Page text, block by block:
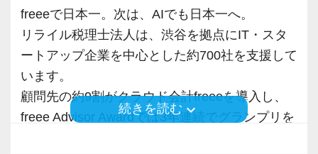
ポンス・プラス思考・有言実行・他責禁止・気
配り」を掲げ、一人ひとりが実行しています。
より多くの「ありがとう」と笑顔をいただき続
けるために「情熱家であれ！」がモットーで
す。
IT化が非常に進んでいるのも当社の特徴。
代表が作業環境にも気を配っており、デュアル
モニターを全席設置。
入力もAI-OCRを使用して、業務効率化とペーパ
ーレス化を進めています。kintoneや
LINEWORKS、クラウドサインなどを活用して
う」と思える方です。
「AIでも、日本一へ。」を、見る人ではなく、
一緒につくる人を募集しています。
freeeで日本一。次は、AIでも日本一へ。
リライル税理士法人は、渋谷を拠点にIT・スタ
ートアップ企業を中心とした約700社を支援して
います。
顧問先の約9割がクラウド会計freeeを導入し、
freee Advisor Awardでは3年連続でグランプリを
続きを読むkeyboard_arrow_down